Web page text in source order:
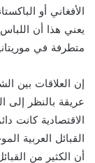
الأفغاني أو
يعني هذا أن
متطرفة في
إن العلاقات بين
عريقة بالنظر إلى
الاقتصادية كانت
القبائل العربية
أن الكثير من